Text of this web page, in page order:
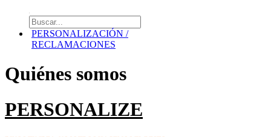
Búsqueda
de
productos
PERSONALIZACIÓN /
RECLAMACIONES
Quiénes somos
PERSONALIZE